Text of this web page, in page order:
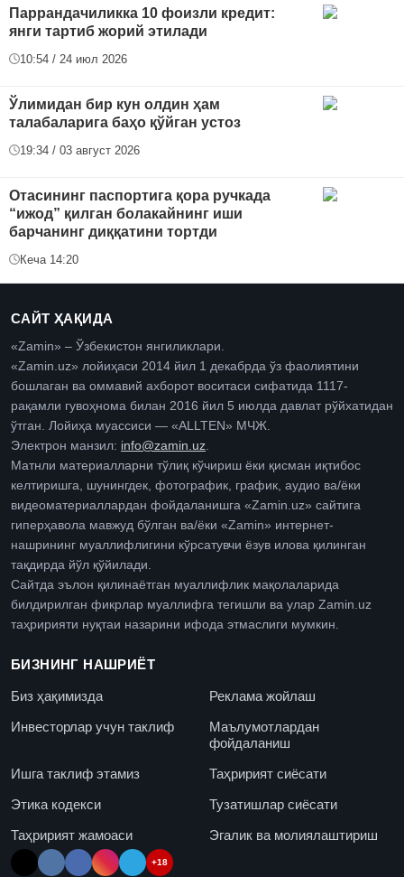
Паррандачиликка 10 фоизли кредит:
янги тартиб жорий этилади
10:54 / 24 июл 2026
Ўлимидан бир кун олдин ҳам
талабаларига баҳо қўйган устоз
19:34 / 03 август 2026
Отасининг паспортига қора ручкада
“ижод” қилган болакайнинг иши
барчанинг диққатини тортди
Кеча 14:20
САЙТ ҲАҚИДА
«Zamin» – Ўзбекистон янгиликлари.
«Zamin.uz» лойиҳаси 2014 йил 1 декабрда ўз фаолиятини
бошлаган ва оммавий ахборот воситаси сифатида 1117-
рақамли гувоҳнома билан 2016 йил 5 июлда давлат рўйхатидан
ўтган. Лойиҳа муассиси — «ALLTEN» МЧЖ.
Электрон манзил: info@zamin.uz
Матнли материалларни тўлиқ кўчириш ёки қисман иқтибос
келтиришга, шунингдек, фотографик, график, аудио ва/ёки
видеоматериаллардан фойдаланишга «Zamin.uz» сайтига
гиперҳавола мавжуд бўлган ва/ёки «Zamin» интернет-
нашрининг муаллифлигини кўрсатувчи ёзув илова қилинган
тақдирда йўл қўйилади.
Сайтда эълон қилинаётган муаллифлик мақолаларида
билдирилган фикрлар муаллифга тегишли ва улар Zamin.uz
таҳририяти нуқтаи назарини ифода этмаслиги мумкин.
БИЗНИНГ НАШРИЁТ
Биз ҳақимизда
Реклама жойлаш
Инвесторлар учун таклиф
Маълумотлардан
фойдаланиш
Ишга таклиф этамиз
Таҳририят сиёсати
Этика кодекси
Тузатишлар сиёсати
Таҳририят жамоаси
Эгалик ва молиялаштириш
+18